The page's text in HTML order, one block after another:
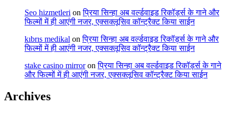
Seo hizmetleri onप्रिया सिन्हा अब वर्ल्डवाइड रिकॉर्ड्स के गाने और
फिल्मों में ही आएंगी नजर, एक्सक्लूसिव कॉन्ट्रैक्ट किया साईन
kıbrıs medikal onप्रिया सिन्हा अब वर्ल्डवाइड रिकॉर्ड्स के गाने और
फिल्मों में ही आएंगी नजर, एक्सक्लूसिव कॉन्ट्रैक्ट किया साईन
stake casino mirroronप्रिया सिन्हा अब वर्ल्डवाइड रिकॉर्ड्स के गाने
और फिल्मों में ही आएंगी नजर, एक्सक्लूसिव कॉन्ट्रैक्ट किया साईन
Archives